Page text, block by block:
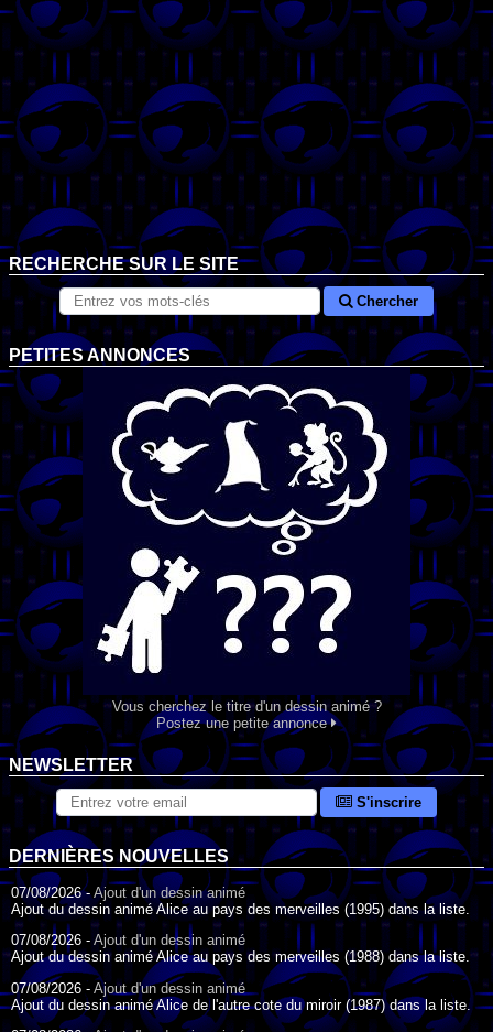
RECHERCHE SUR LE SITE
Chercher
PETITES ANNONCES
Vous cherchez le titre d'un dessin animé ?
Postez une petite annonce
NEWSLETTER
S'inscrire
DERNIÈRES NOUVELLES
07/08/2026 -Ajout d'un dessin animé
Ajout du dessin animé Alice au pays des merveilles (1995) dans la liste.
07/08/2026 - Ajout d'un dessin animé
Ajout du dessin animé Alice au pays des merveilles (1988) dans la liste.
07/08/2026 - Ajout d'un dessin animé
Ajout du dessin animé Alice de l'autre cote du miroir (1987) dans la liste.